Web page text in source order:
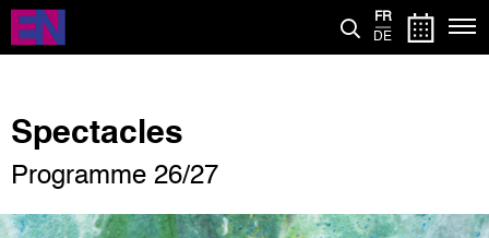
Aller
contenu
FR
DE
Spectacles
Programme 26/27